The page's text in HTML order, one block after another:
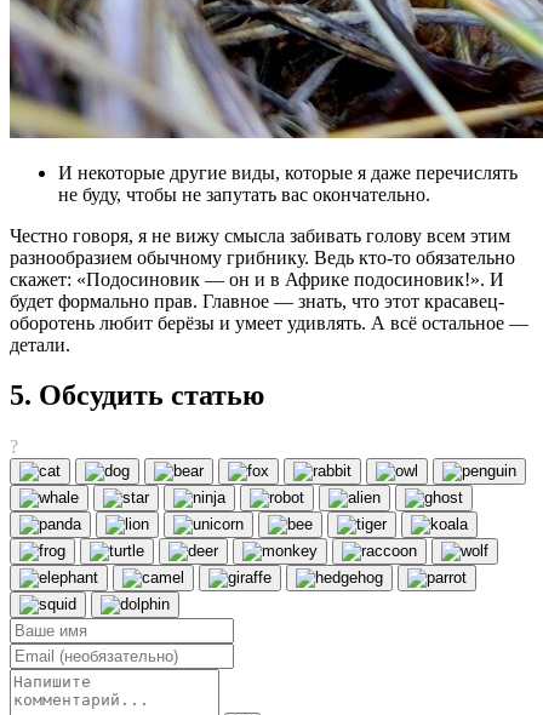
И некоторые другие виды, которые я даже перечислять
не буду, чтобы не запутать вас окончательно.
Честно говоря, я не вижу смысла забивать голову всем этим
разнообразием обычному грибнику. Ведь кто-то обязательно
скажет: «Подосиновик — он и в Африке подосиновик!». И
будет формально прав. Главное — знать, что этот красавец-
оборотень любит берёзы и умеет удивлять. А всё остальное —
детали.
5. Обсудить статью
?